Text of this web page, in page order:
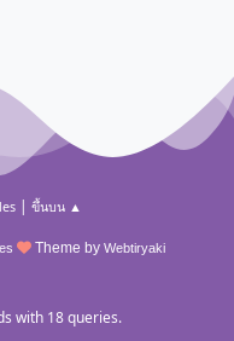
| ขึ้นบน ▲
Theme by Webtiryaki
with 18 queries.